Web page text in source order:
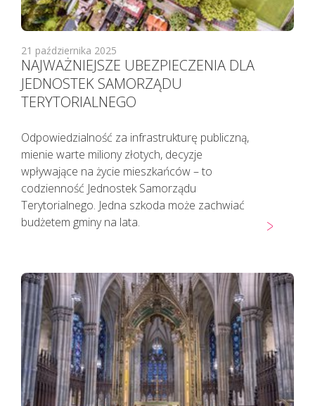
wystawienia zwolnienia lekarskiego.
21 października 2025
NAJWAŻNIEJSZE UBEZPIECZENIA DLA
JEDNOSTEK SAMORZĄDU
TERYTORIALNEGO
Odpowiedzialność za infrastrukturę publiczną,
mienie warte miliony złotych, decyzje
wpływające na życie mieszkańców – to
codzienność Jednostek Samorządu
Terytorialnego. Jedna szkoda może zachwiać
budżetem gminy na lata.